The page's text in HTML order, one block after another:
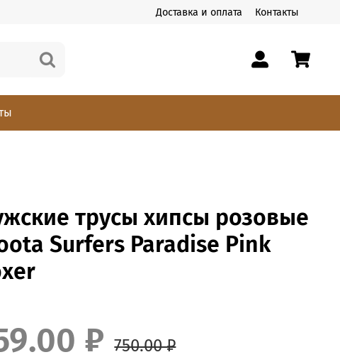
Доставка и оплата Контакты
трусы хипсы розовые
Surfers Paradise Pink
₽ 750.00 ₽